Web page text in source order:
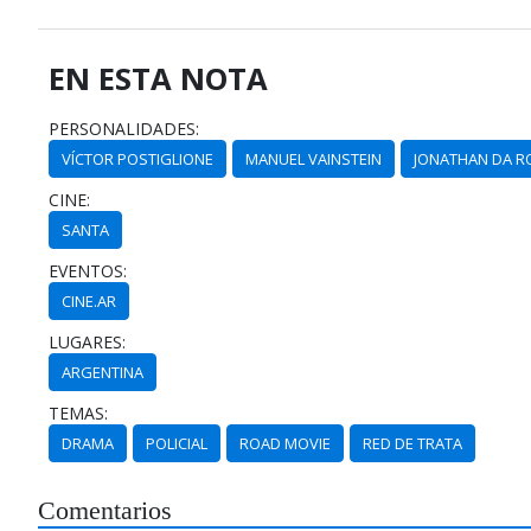
EN ESTA NOTA
PERSONALIDADES:
VÍCTOR POSTIGLIONE MANUEL VAINSTEIN JONATHAN DA
CINE:
SANTA
EVENTOS:
CINE.AR
LUGARES:
ARGENTINA
TEMAS:
DRAMA POLICIAL ROAD MOVIE RED DE TRATA
Comentarios